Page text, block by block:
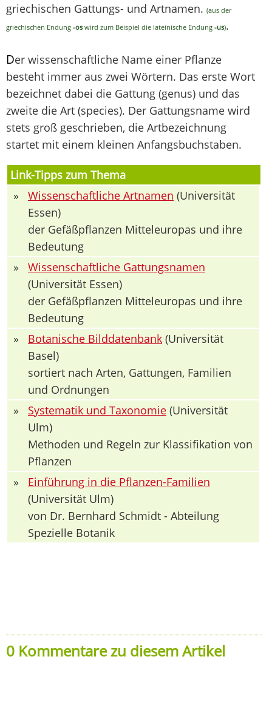
griechischen Gattungs- und Artnamen. (aus der
griechischen Endung -os wird zum Beispiel die lateinische Endung -us).
Der wissenschaftliche Name einer Pflanze
besteht immer aus zwei Wörtern. Das erste Wort
bezeichnet dabei die Gattung (genus) und das
zweite die Art (species). Der Gattungsname wird
stets groß geschrieben, die Artbezeichnung
startet mit einem kleinen Anfangsbuchstaben.
Link-Tipps zum Thema
»
Wissenschaftliche Artnamen (Universität
Essen)
der Gefäßpflanzen Mitteleuropas und ihre
Bedeutung
»
Wissenschaftliche Gattungsnamen
(Universität Essen)
der Gefäßpflanzen Mitteleuropas und ihre
Bedeutung
»
Botanische Bilddatenbank (Universität
Basel)
sortiert nach Arten, Gattungen, Familien
und Ordnungen
»
Systematik und Taxonomie (Universität
Ulm)
Methoden und Regeln zur Klassifikation von
Pflanzen
»
Einführung in die Pflanzen-Familien
(Universität Ulm)
von Dr. Bernhard Schmidt - Abteilung
Spezielle Botanik
0 Kommentare zu diesem Artikel